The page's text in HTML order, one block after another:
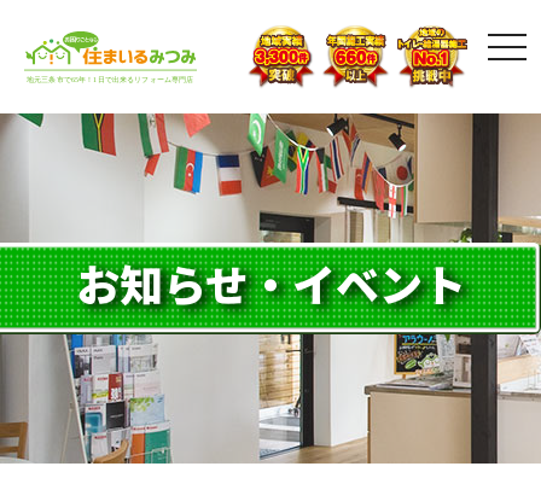
お知らせ・イベント